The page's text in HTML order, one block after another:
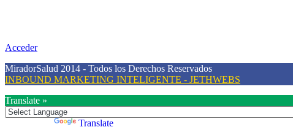
Acceder
MiradorSalud 2014 - Todos los Derechos Reservados
INBOUND MARKETING INTELIGENTE - JETHWEBS
Translate »
Translate